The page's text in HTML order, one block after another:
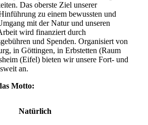
Das oberste Ziel unserer
zu einem bewussten und
mit der Natur und unseren
wird finanziert durch
und Spenden. Organisiert von
in Göttingen, in Erbstetten (Raum
(Eifel) bieten wir unsere Fort- und
an.
Motto:
Natürlich